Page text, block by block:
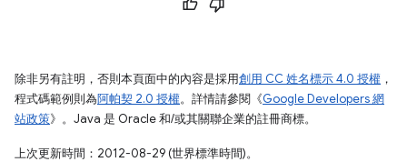
除非另有註明，否則本頁面中的內容是採用創用 CC 姓名標示 4.0 授權 ，
程式碼範例則為阿帕契 2.0 授權。詳情請參閱《Google Developers 網
站政策》。Java 是 Oracle 和/或其關聯企業的註冊商標。
上次更新時間：2012-08-29 (世界標準時間)。